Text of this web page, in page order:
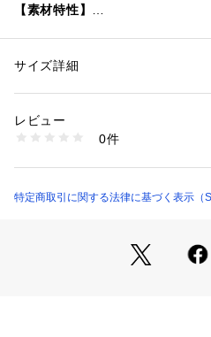
【素材特性】
気のディテールを採用しました。
SHIPSドレスの提案するカジュ
【Errico Formicola】(エッリコ
エッリコ・フォルミコラの歴史
性別：メンズ
素材：コットン100%
商品番号：
111114409 （ショップ）
サイズ詳細
レビュー
0件
特定商取引に関する法律に基づく表示（